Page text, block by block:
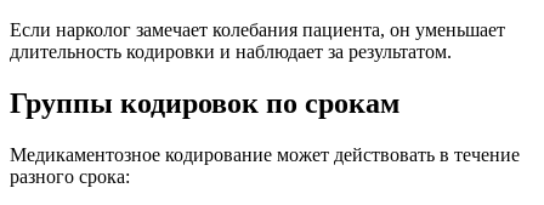
Если нарколог замечает колебания пациента, он уменьшает
длительность кодировки и наблюдает за результатом.
Группы кодировок по срокам
Медикаментозное кодирование может действовать в течение
разного срока: